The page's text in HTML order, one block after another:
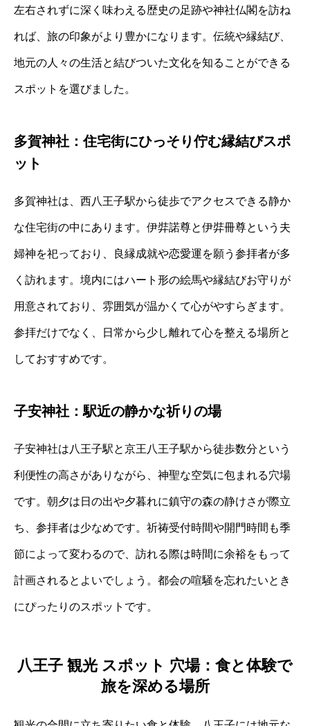
左右されずに深く味わえる歴史の足跡や神社仏閣を訪ね
れば、旅の印象がより豊かになります。伝統や縁結び、
地元の人々の生活と結びついた文化を知ることができる
スポットを選びました。
多賀神社：住宅街にひっそり佇む縁結びスポ
ット
多賀神社は、西八王子駅から徒歩でアクセスできる静か
な住宅街の中にあります。伊弉諾尊と伊弉冊尊という夫
婦神を祀っており、良縁成就や恋愛運を願う参拝者が多
く訪れます。境内にはハート形の絵馬や縁結びお守りが
用意されており、雰囲気が温かくて心がやすらぎます。
参拝だけでなく、日常から少し離れて心を整える場所と
しておすすめです。
子安神社：駅近の静かな祈りの場
子安神社は八王子駅と京王八王子駅から徒歩数分という
利便性の高さがありながら、神聖な空気に包まれる穴場
です。朝夕は日の出や夕暮れに鎮守の森の静けさが際立
ち、参拝者は少なめです。祈祷受付時間や開門時間も季
節によって変わるので、訪れる際は時間に余裕をもって
計画されるとよいでしょう。都会の喧騒を忘れたいとき
にぴったりのスポットです。
八王子 観光 スポット 穴場：食と体験で
旅を深める場所